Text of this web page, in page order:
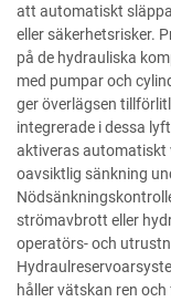
att automatiskt
eller säkerhetsrisker.
på de hydrauliska
med pumpar och
ger överlägsen
integrerade i dessa
aktiveras automatiskt
oavsiktlig sänkning
strömavbrott eller
operatörs- och
håller vätskan ren